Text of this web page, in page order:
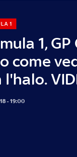
1, GP
come
l'halo.
1
- 19:00